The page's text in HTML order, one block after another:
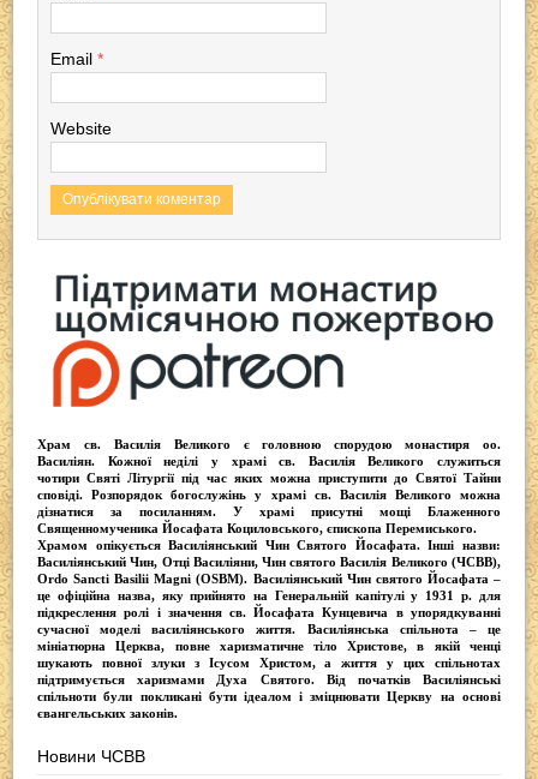
Email*
Website
Храм св. Василія Великого є головною спорудою монастиря оо.
Василіян. Кожної неділі у храмі св. Василія Великого служиться
чотириСвяті Літургії під час яких можна приступити до Святої Тайни
сповіді.Розпорядок богослужінь у храмі св. Василія Великого можна
дізнатися за посиланням. У храмі присутні мощі Блаженного
Священномученика Йосафата Коциловського, єпископа Перемиського.
Храмом опікуєтьсяВасиліянський Чин Святого Йосафата. Інші назви:
Василіянський Чин, Отці Василіяни, Чин святого Василія Великого (ЧСВВ),
Ordо Sancti Basilii Magni (OSBM). Василіянський Чин святого Йосафата –
це офіційна назва, яку прийнято на Генеральній капітулі у 1931 р. для
підкреслення ролі і значення св. Йосафата Кунцевича в упорядкуванні
сучасної моделі василіянського життя. Василіянська спільнота – це
мініатюрна Церква, повне харизматичне тіло Христове, в якій ченці
шукають повної злуки з Iсусом Христом, а життя у цих спільнотах
підтримується харизмами Духа Святого. Від початків Василіянські
спільноти були покликані бути ідеалом і зміцнювати Церкву на основі
євангельських законів.
Новини ЧСВВ